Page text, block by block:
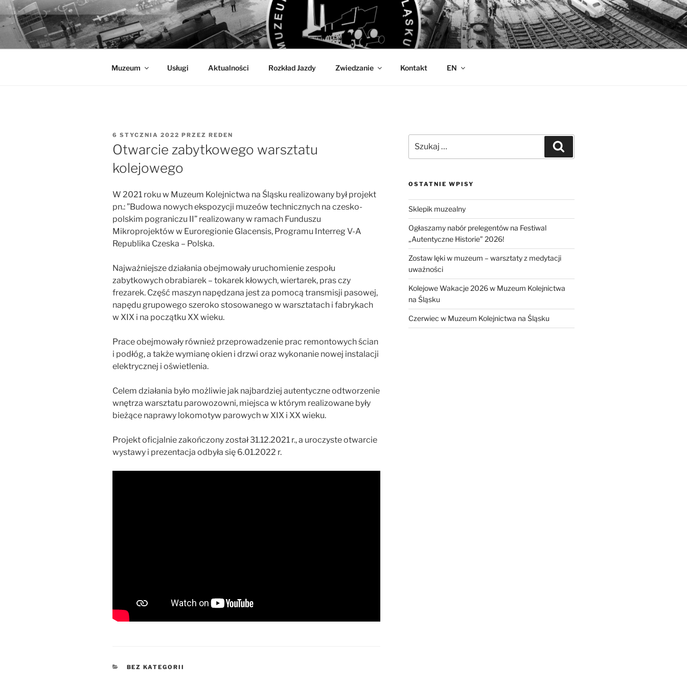
Przejdź
do
treści
MUZEUM KOLEJNICTWA
Muzeum Kolejnictwa na Śląsku w Jaworzynie Śląskiej
Muzeum Usługi Aktualności Rozkład Jazdy Zwiedzanie Kontakt EN
OPUBLIKOWANE
W
6 STYCZNIA 2022 PRZEZ REDEN
Otwarcie zabytkowego warsztatu
kolejowego
W 2021 roku w Muzeum Kolejnictwa na Śląsku realizowany był projekt
pn.: ”Budowa nowych ekspozycji muzeów technicznych na czesko-
polskim pograniczu II” realizowany w ramach Funduszu
Mikroprojektów w Euroregionie Glacensis, Programu Interreg V-A
Republika Czeska – Polska.
Najważniejsze działania obejmowały uruchomienie zespołu
zabytkowych obrabiarek – tokarek kłowych, wiertarek, pras czy
frezarek. Część maszyn napędzana jest za pomocą transmisji pasowej,
napędu grupowego szeroko stosowanego w warsztatach i fabrykach
w XIX i na początku XX wieku.
Prace obejmowały również przeprowadzenie prac remontowych ścian
i podłóg, a także wymianę okien i drzwi oraz wykonanie nowej instalacji
elektrycznej i oświetlenia.
Celem działania było możliwie jak najbardziej autentyczne odtworzenie
wnętrza warsztatu parowozowni, miejsca w którym realizowane były
bieżące naprawy lokomotyw parowych w XIX i XX wieku.
Projekt oficjalnie zakończony został 31.12.2021 r., a uroczyste otwarcie
wystawy i prezentacja odbyła się 6.01.2022 r.
KATEGORIE
BEZ KATEGORII
OSTATNIE WPISY
Sklepik muzealny
Ogłaszamy nabór prelegentów na Festiwal
„Autentyczne Historie” 2026!
Zostaw lęki w muzeum – warsztaty z medytacji
uważności
Kolejowe Wakacje 2026 w Muzeum Kolejnictwa
na Śląsku
Czerwiec w Muzeum Kolejnictwa na Śląsku